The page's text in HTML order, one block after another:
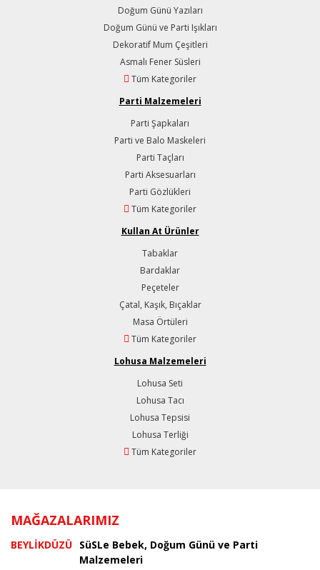
Doğum Günü Yazıları
Doğum Günü ve Parti Işıkları
Dekoratif Mum Çeşitleri
Asmalı Fener Süsleri
Tüm Kategoriler
Parti Malzemeleri
Parti Şapkaları
Parti ve Balo Maskeleri
Parti Taçları
Parti Aksesuarları
Parti Gözlükleri
Tüm Kategoriler
Kullan At Ürünler
Tabaklar
Bardaklar
Peçeteler
Çatal, Kaşık, Bıçaklar
Masa Örtüleri
Tüm Kategoriler
Lohusa Malzemeleri
Lohusa Seti
Lohusa Tacı
Lohusa Tepsisi
Lohusa Terliği
Tüm Kategoriler
MAĞAZALARIMIZ
BEYLİKDÜZÜ SüSLe Bebek, Doğum Günü ve Parti
Malzemeleri